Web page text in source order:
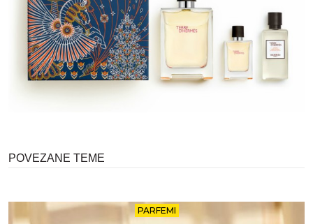
POVEZANE TEME
PARFEMI